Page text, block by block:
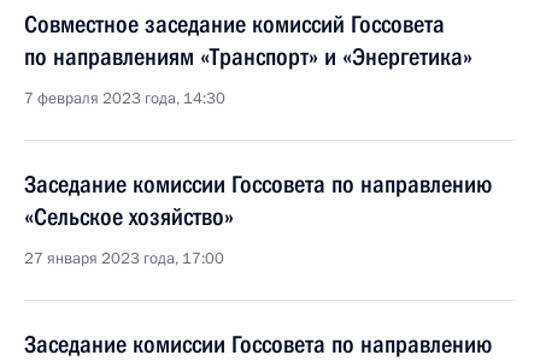
Совместное заседание комиссий Госсовета
по направлениям «Транспорт» и «Энергетика»
7 февраля 2023 года, 14:30
Заседание комиссии Госсовета по направлению
«Сельское хозяйство»
27 января 2023 года, 17:00
Заседание комиссии Госсовета по направлению